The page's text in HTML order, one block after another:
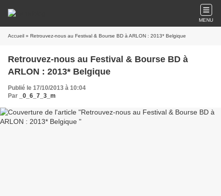
MENU
Accueil » Retrouvez-nous au Festival & Bourse BD à ARLON : 2013* Belgique
Retrouvez-nous au Festival & Bourse BD à
ARLON : 2013* Belgique
Publié le 17/10/2013 à 10:04
Par
_0_6_7_3_m